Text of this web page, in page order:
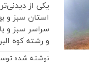
یکی از
استان سبز و
سراسر سبز و
و رشته کوه
نوشته شده